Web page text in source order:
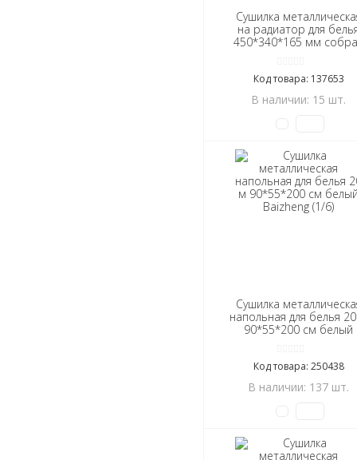
Сушилка
на радиатор для
450*340*165 мм
Код товара: 137653
В наличии: 15 шт.
Сушилка
напольная для белья
90*55*200 см белый
Код товара: 250438
В наличии: 137 шт.